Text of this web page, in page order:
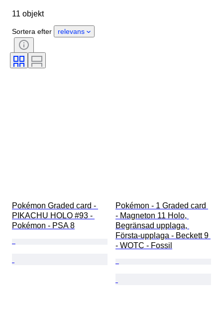
Typ av samlarkort
Värderingsföretag
Samlarkortets egenskaper
11 objekt
Sortera efter relevans
Pokémon Graded card -
PIKACHU HOLO #93 -
Pokémon - PSA 8
Pokémon - 1 Graded card
- Magneton 11 Holo,
Begränsad upplaga,
Första-upplaga - Beckett 9
- WOTC - Fossil